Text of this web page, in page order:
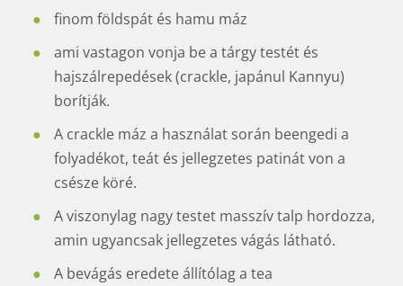
finom földspát és hamu máz
ami vastagon vonja be a tárgy testét és
hajszálrepedések (crackle, japánul Kannyu)
borítják.
A crackle máz a használat során beengedi a
folyadékot, teát és jellegzetes patinát von a
csésze köré.
A viszonylag nagy testet masszív talp hordozza,
amin ugyancsak jellegzetes vágás látható.
A bevágás eredete állítólag a tea